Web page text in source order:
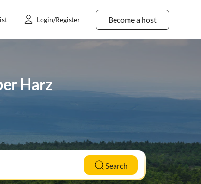
Become a host
Login/Register
Harz
Search